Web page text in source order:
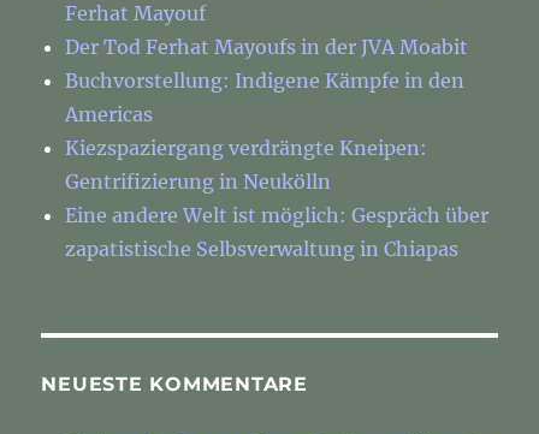
Ferhat Mayouf
Der Tod Ferhat Mayoufs in der JVA Moabit
Buchvorstellung: Indigene Kämpfe in den
Americas
Kiezspaziergang verdrängte Kneipen:
Gentrifizierung in Neukölln
Eine andere Welt ist möglich: Gespräch über
zapatistische Selbsverwaltung in Chiapas
NEUESTE KOMMENTARE